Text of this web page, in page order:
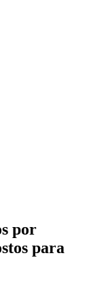
por
para